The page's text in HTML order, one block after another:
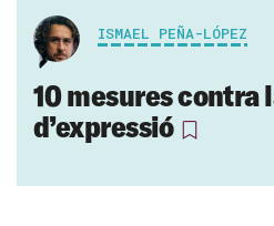
ISMAEL PEÑA-LÓPEZ
10 mesures
d’expressió